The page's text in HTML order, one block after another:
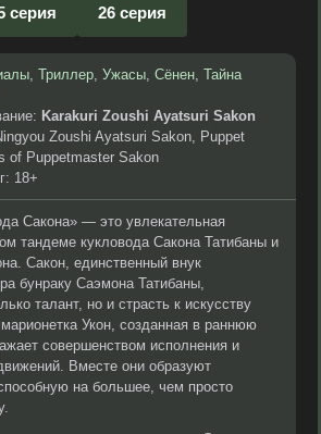
серия 26 серия
, Триллер, Ужасы, Сёнен, Тайна
Karakuri Zoushi Ayatsuri Sakon
Zoushi Ayatsuri Sakon, Puppet
of Puppetmaster Sakon
18+
Сакона» — это увлекательная
тандеме кукловода Сакона Татибаны и
Сакон, единственный внук
бунраку Саэмона Татибаны,
талант, но и страсть к искусству
Укон, созданная в раннюю
совершенством исполнения и
Вместе они образуют
на большее, чем просто